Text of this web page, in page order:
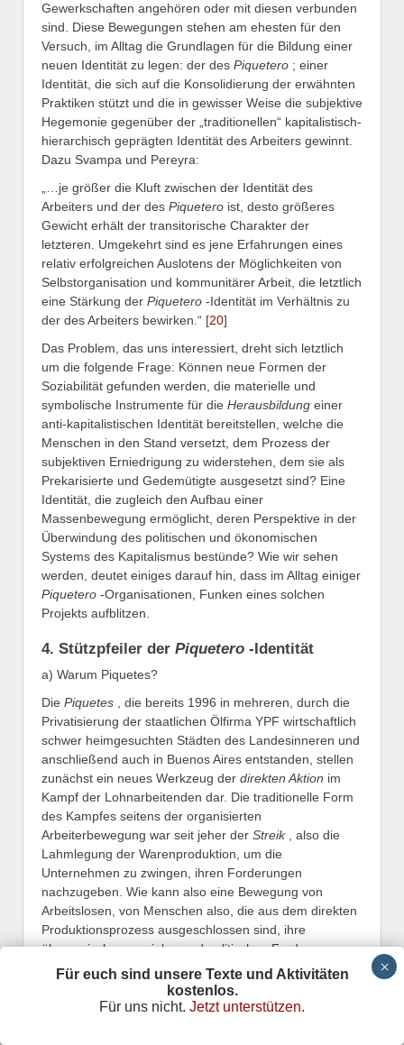
Gewerkschaften angehören oder mit diesen verbunden
sind. Diese Bewegungen stehen am ehesten für den
Versuch, im Alltag die Grundlagen für die Bildung einer
neuen Identität zu legen: der des Piquetero ; einer
Identität, die sich auf die Konsolidierung der erwähnten
Praktiken stützt und die in gewisser Weise die subjektive
Hegemonie gegenüber der „traditionellen“ kapitalistisch-
hierarchisch geprägten Identität des Arbeiters gewinnt.
Dazu Svampa und Pereyra:
„…je größer die Kluft zwischen der Identität des
Arbeiters und der des Piquetero ist, desto größeres
Gewicht erhält der transitorische Charakter der
letzteren. Umgekehrt sind es jene Erfahrungen eines
relativ erfolgreichen Auslotens der Möglichkeiten von
Selbstorganisation und kommunitärer Arbeit, die letztlich
eine Stärkung der Piquetero -Identität im Verhältnis zu
der des Arbeiters bewirken.“ [20]
Das Problem, das uns interessiert, dreht sich letztlich
um die folgende Frage: Können neue Formen der
Soziabilität gefunden werden, die materielle und
symbolische Instrumente für die Herausbildung einer
anti-kapitalistischen Identität bereitstellen, welche die
Menschen in den Stand versetzt, dem Prozess der
subjektiven Erniedrigung zu widerstehen, dem sie als
Prekarisierte und Gedemütigte ausgesetzt sind? Eine
Identität, die zugleich den Aufbau einer
Massenbewegung ermöglicht, deren Perspektive in der
Überwindung des politischen und ökonomischen
Systems des Kapitalismus bestünde? Wie wir sehen
werden, deutet einiges darauf hin, dass im Alltag einiger
Piquetero -Organisationen, Funken eines solchen
Projekts aufblitzen.
4. Stützpfeiler der Piquetero -Identität
a) Warum Piquetes?
Die Piquetes
, die bereits 1996 in mehreren, durch die
Privatisierung der staatlichen Ölfirma YPF wirtschaftlich
schwer heimgesuchten Städten des Landesinneren und
anschließend auch in Buenos Aires entstanden, stellen
zunächst ein neues Werkzeug der direkten Aktion im
Kampf der Lohnarbeitenden dar. Die traditionelle Form
des Kampfes seitens der organisierten
Arbeiterbewegung war seit jeher der Streik
, also die
Lahmlegung der Warenproduktion, um die
Unternehmen zu zwingen, ihren Forderungen
nachzugeben. Wie kann also eine Bewegung von
Arbeitslosen, von Menschen also, die aus dem direkten
Produktionsprozess ausgeschlossen sind, ihre
ökonomischen, sozialen und politischen Forderungen
geltend machen? Die kreative Antwort auf diese Frage
haben die Arbeitslosen auf der Straße gegeben. Wenn
sie schon die Warenproduktion nicht lahmlegen
Für euch sind unsere Texte und Aktivitäten
kostenlos.
Für uns nicht. Jetzt unterstützen.